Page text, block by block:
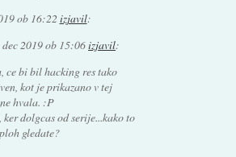
ob 16:22 izjavil:
dec 2019 ob 15:06izjavil:
ce bi bil hacking res tako
kot je prikazano v tej
hvala. :P
dolgcas od serije...kako to
gledate?